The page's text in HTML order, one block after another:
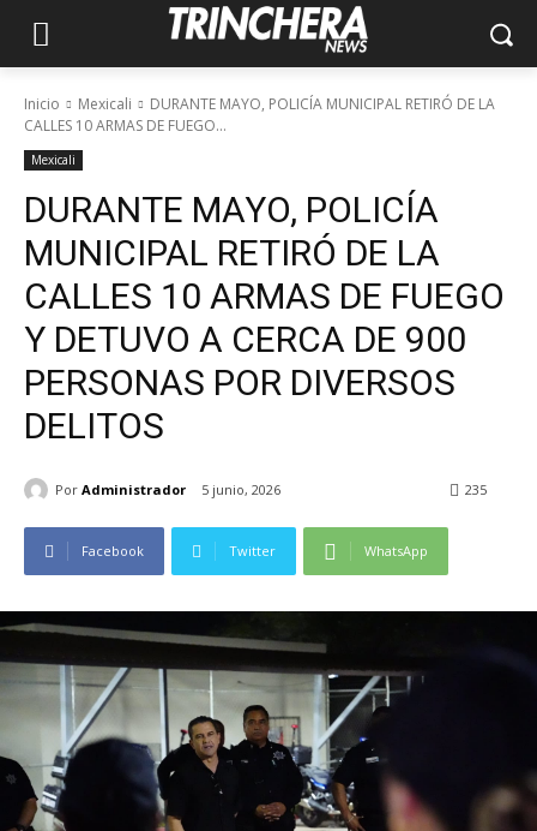
Inicio Mexicali
DURANTE MAYO, POLICÍA MUNICIPAL RETIRÓ DE LA
CALLES 10 ARMAS DE FUEGO...
Mexicali
DURANTE MAYO, POLICÍA
MUNICIPAL RETIRÓ DE LA
CALLES 10 ARMAS DE FUEGO
Y DETUVO A CERCA DE 900
PERSONAS POR DIVERSOS
DELITOS
Por Administrador 5 junio, 2026 235
Facebook Twitter WhatsApp